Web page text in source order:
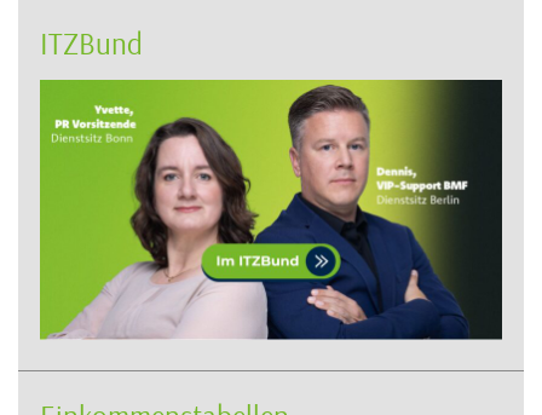
ITZBund